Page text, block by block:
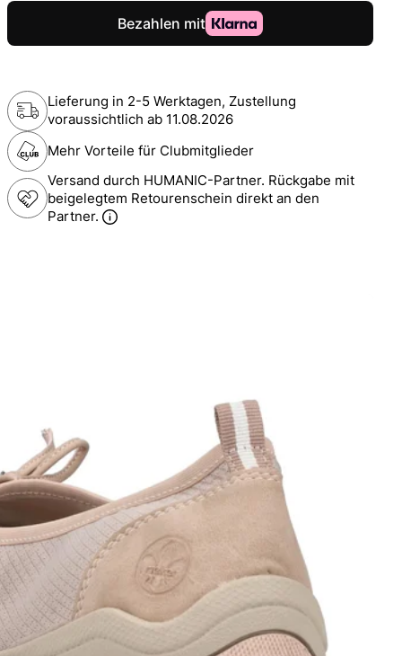
Lieferung in 2-5 Werktagen, Zustellung
voraussichtlich ab 11.08.2026
Mehr Vorteile für Clubmitglieder
Versand durch HUMANIC-Partner. Rückgabe mit
beigelegtem Retourenschein direkt an den
Partner.